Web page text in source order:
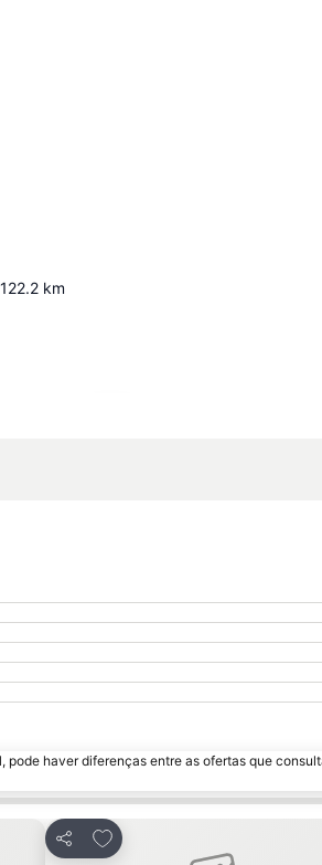
122.2 km
pode haver diferenças entre as ofertas que
Partilhar
Adicionar aos favoritos